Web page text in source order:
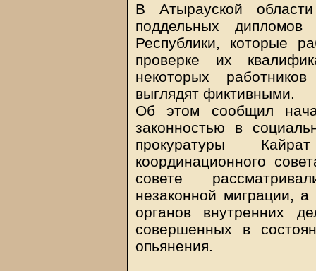
В Атырауской
поддельных дипломов
Республики, которые
проверке их
некоторых
выглядят фиктивными.
Об этом сообщил
законностью в
прокуратуры
координационного
совете
незаконной миграции, а
органов внутренних
совершенных в
опьянения.